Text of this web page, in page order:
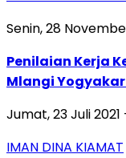
Senin, 28
Penilaian Kerja
Mlangi
Jumat, 23 Juli 2021
IMAN DINA KIAMAT